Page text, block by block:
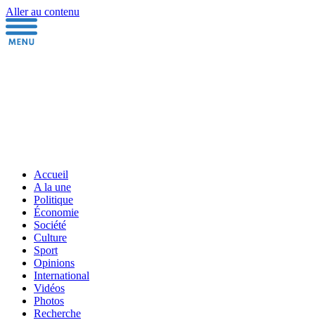
Aller au contenu
Accueil
A la une
Politique
Économie
Société
Culture
Sport
Opinions
International
Vidéos
Photos
Recherche